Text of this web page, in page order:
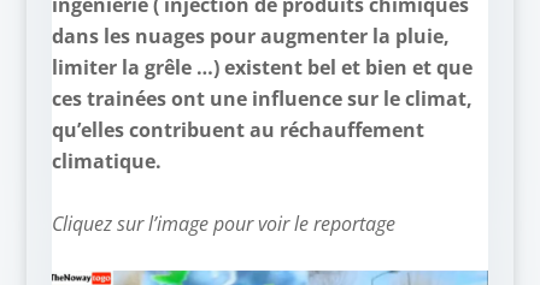
dans les nuages pour augmenter la pluie,
limiter la grêle …) existent bel et bien etque
ces trainées ont une influence sur le climat,
qu’elles contribuent au réchauffement
climatique.
Cliquez sur l’image pour voir le reportage